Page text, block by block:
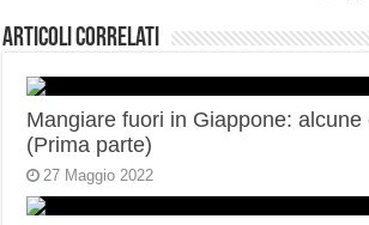
Articoli correlati
Mangiare fuori in Giappone: alcune
(Prima parte)
27 Maggio 2022